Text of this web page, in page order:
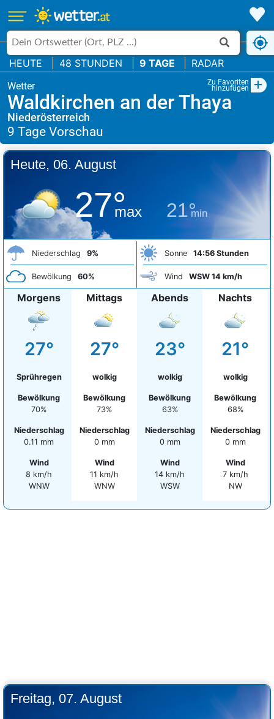
HEUTE 48 STUNDEN 9 TAGE RADAR
Zu Favoriten
hinzufügen +
Waldkirchen an der Thaya
Niederösterreich
Heute, 06. August
27°
max 21°
min
Niederschlag 9%
Bewölkung 60%
Sonne 14:56 Stunden
Wind WSW 14 km/h
Morgens
27°
Sprühregen
Bewölkung
70%
Niederschlag
0.11 mm
Wind
8 km/h
WNW
Mittags
27°
wolkig
Bewölkung
73%
Niederschlag
0 mm
Wind
11 km/h
WNW
Abends
23°
wolkig
Bewölkung
63%
Niederschlag
0 mm
Wind
14 km/h
WSW
Nachts
21°
wolkig
Bewölkung
68%
Niederschlag
0 mm
Wind
7 km/h
NW
Freitag, 07. August